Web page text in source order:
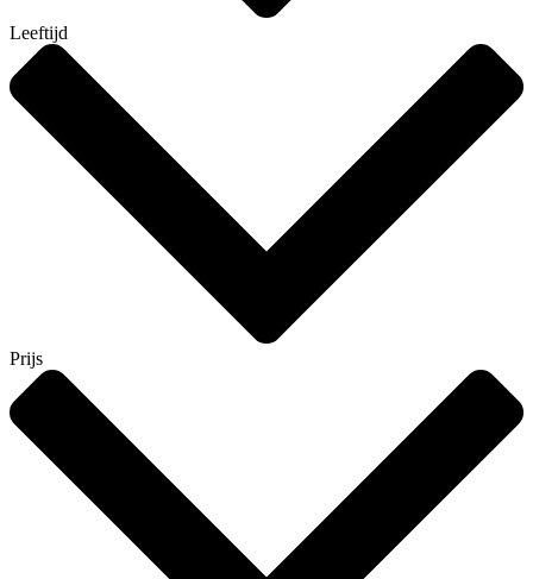
Leeftijd
Prijs